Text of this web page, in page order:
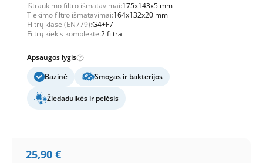
Ištraukimo filtro išmatavimai:175x143x5 mm
Tiekimo filtro išmatavimai:164x132x20 mm
Filtrų klasė (EN779):G4+F7
Filtrų kiekis komplekte:2 filtrai
Apsaugos lygis
Bazinė
Smogas ir bakterijos
Žiedadulkės ir pelėsis
25,90 €